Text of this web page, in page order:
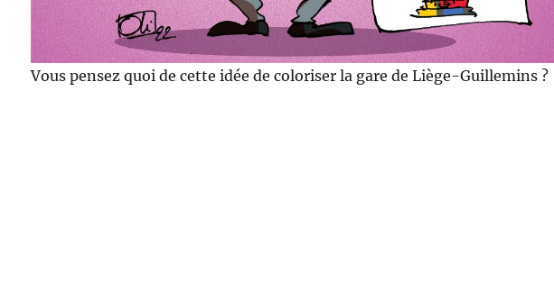
Vous pensez quoi de cette idée de coloriser la gare de Liège-Guillemins ?